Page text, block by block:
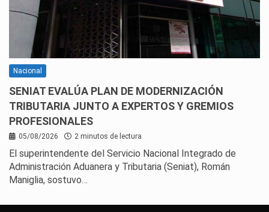
Nacional
SENIAT EVALÚA PLAN DE MODERNIZACIÓN
TRIBUTARIA JUNTO A EXPERTOS Y GREMIOS
PROFESIONALES
05/08/2026 2 minutos de lectura
El superintendente del Servicio Nacional Integrado de
Administración Aduanera y Tributaria (Seniat), Román
Maniglia, sostuvo…